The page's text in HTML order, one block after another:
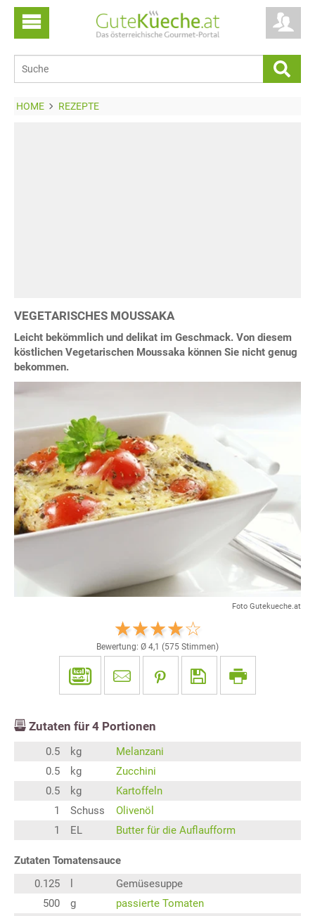
HOME REZEPTE
VEGETARISCHES MOUSSAKA
Leicht bekömmlich und delikat im Geschmack. Von diesem
köstlichen Vegetarischen Moussaka können Sie nicht genug
bekommen.
Foto Gutekueche.at
Bewertung: Ø 4,1 (575 Stimmen)
Zutaten für 4 Portionen
0.5 kg
Melanzani
0.5
kg
Zucchini
0.5
kg
Kartoffeln
1
Schuss
Olivenöl
1
EL Butter für die Auflaufform
Zutaten Tomatensauce
0.125
Gemüsesuppe
500
g
passierte Tomaten